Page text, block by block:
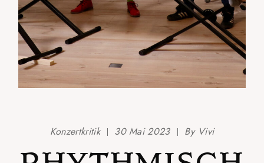
Konzertkritik 30 Mai 2023 By Vivi